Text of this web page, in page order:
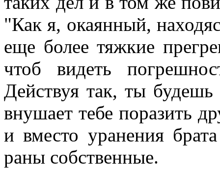
"Как я, окаянный,
еще более тяжкие
чтоб видеть
Действуя так, ты
внушает тебе поразить
и вместо уранения
раны собственные.